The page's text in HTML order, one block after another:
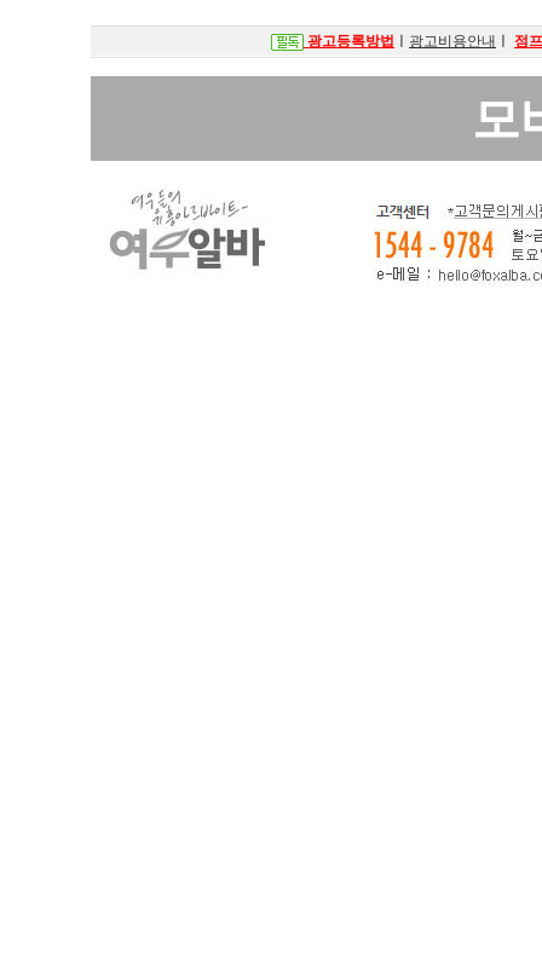
광고등록방법 광고비용안내 점
모